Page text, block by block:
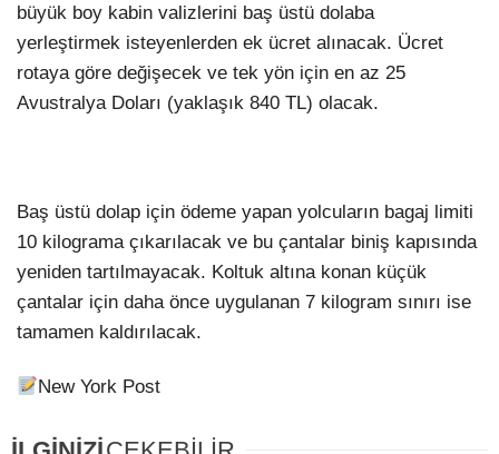
büyük boy kabin valizlerini baş üstü dolaba
yerleştirmek isteyenlerden ek ücret alınacak. Ücret
rotaya göre değişecek ve tek yön için en az 25
Avustralya Doları (yaklaşık 840 TL) olacak.
Baş üstü dolap için ödeme yapan yolcuların bagaj limiti
10 kilograma çıkarılacak ve bu çantalar biniş kapısında
yeniden tartılmayacak. Koltuk altına konan küçük
çantalar için daha önce uygulanan 7 kilogram sınırı ise
tamamen kaldırılacak.
New York Post